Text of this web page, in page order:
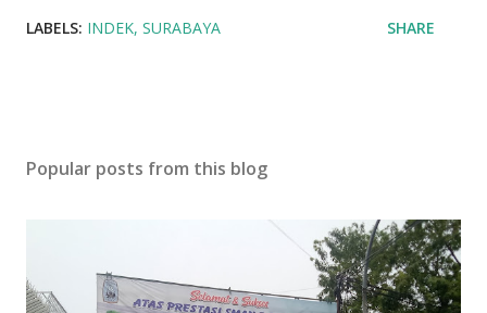
LABELS: INDEK SURABAYA SHARE
Popular posts from this blog